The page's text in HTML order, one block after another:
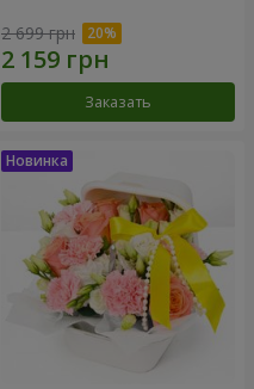
2 699 грн
Заказать